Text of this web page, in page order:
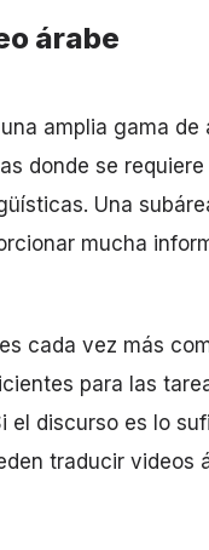
árabe
amplia gama de
donde se
Una
mucha
cada vez más
para las
el discurso es lo
traducir videos